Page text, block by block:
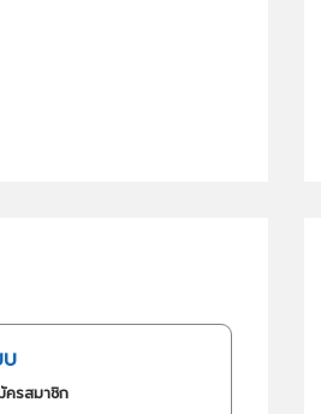
ครสมาชิก